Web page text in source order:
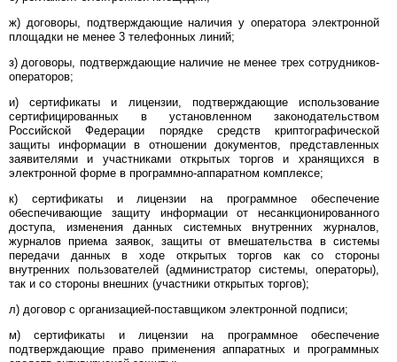
ж) договоры, подтверждающие наличия у оператора электронной
площадки не менее 3 телефонных линий;
з) договоры, подтверждающие наличие не менее трех сотрудников-
операторов;
и) сертификаты и лицензии, подтверждающие использование
сертифицированных в установленном законодательством
Российской Федерации порядке средств криптографической
защиты информации в отношении документов, представленных
заявителями и участниками открытых торгов и хранящихся в
электронной форме в программно-аппаратном комплексе;
к) сертификаты и лицензии на программное обеспечение
обеспечивающие защиту информации от несанкционированного
доступа, изменения данных системных внутренних журналов,
журналов приема заявок, защиты от вмешательства в системы
передачи данных в ходе открытых торгов как со стороны
внутренних пользователей (администратор системы, операторы),
так и со стороны внешних (участники открытых торгов);
л) договор с организацией-поставщиком электронной подписи;
м) сертификаты и лицензии на программное обеспечение
подтверждающие право применения аппаратных и программных